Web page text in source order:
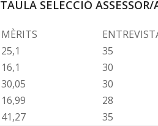
TAULA SELECCIÓ
MÈRITS
25,1 35
16,1 30
30,05 30
16,99 28
41,27 35